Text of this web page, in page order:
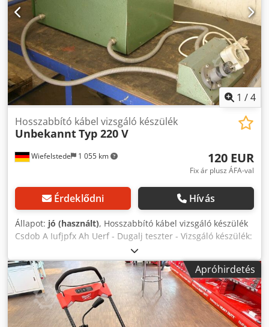
1 /4
Wiefelstede 1 055 km
Hosszabbító kábel vizsgáló készülék
UnbekanntTyp 220 V
120 EUR
Fix ár plusz ÁFA-val
Érdeklődni Hívás
Állapot: jó (használt), Hosszabbító kábel vizsgáló készülék
Csdob A Iufjpfx Ah Uerf - Dugalj teszter - Vizsgáló készülék:
hosszabbító kábelekhez, asztali elosztókhoz - Súly: 30 kg
Apróhirdetés